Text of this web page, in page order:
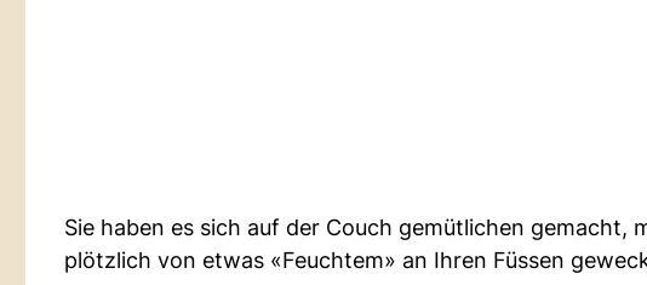
Sie haben es sich auf der Couch gemütlichen gemacht,
plötzlich von etwas «Feuchtem» an Ihren Füssen